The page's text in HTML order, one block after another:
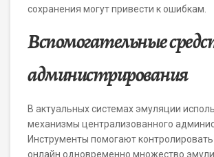
сохранения могут привести к ошибкам.
Вспомогательные
администрирования
В актуальных системах эмуляции
механизмы централизованного
Инструменты помогают контролировать
онлайн одновременно множество